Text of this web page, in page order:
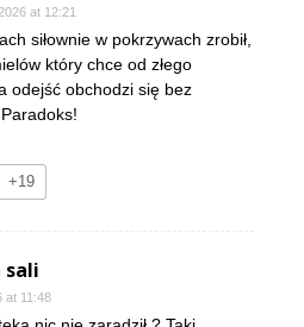
at 12:21
siłownie w pokrzywach zrobił,
który chce od złego
odejść obchodzi się bez
+19
sali
at 11:48